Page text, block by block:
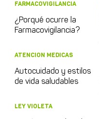
FARMACOVIGILANCIA
¿Porqué ocurre la
Farmacovigilancia?
ATENCION MEDICAS
Autocuidado y estilos
de vida saludables
LEY VIOLETA